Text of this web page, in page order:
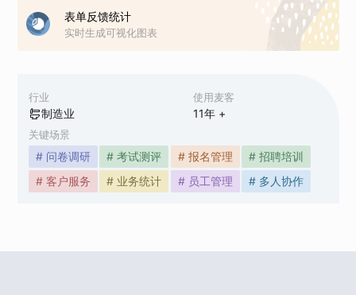
行业
制造业
使用麦客
11年 +
关键场景
# 问卷调研 # 考试测评 # 报名管理
# 招聘培训
# 客户服务
# 业务统计 # 员工管理 # 多人协作
表单反馈统计
实时生成可视化图表